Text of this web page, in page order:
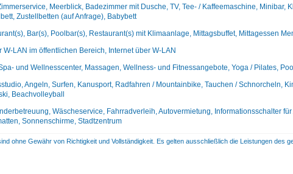
Meerblick, Badezimmer mit Dusche, TV, Tee- / Kaffeemaschine, Minibar,
Zustellbetten (auf Anfrage), Babybett
Bar(s), Poolbar(s), Restaurant(s) mit Klimaanlage, Mittagsbuffet, Mittagessen
W-LAN im öffentlichen Bereich, Internet über W-LAN
und Wellnesscenter, Massagen, Wellness- und Fitnessangebote, Yoga / Pilates,
Angeln, Surfen, Kanusport, Radfahren / Mountainbike, Tauchen / Schnorcheln,
Beachvolleyball
Wäscheservice, Fahrradverleih, Autovermietung, Informationsschalter für
Sonnenschirme, Stadtzentrum
ohne Gewähr von Richtigkeit und Vollständigkeit. Es gelten ausschließlich die Leistungen des